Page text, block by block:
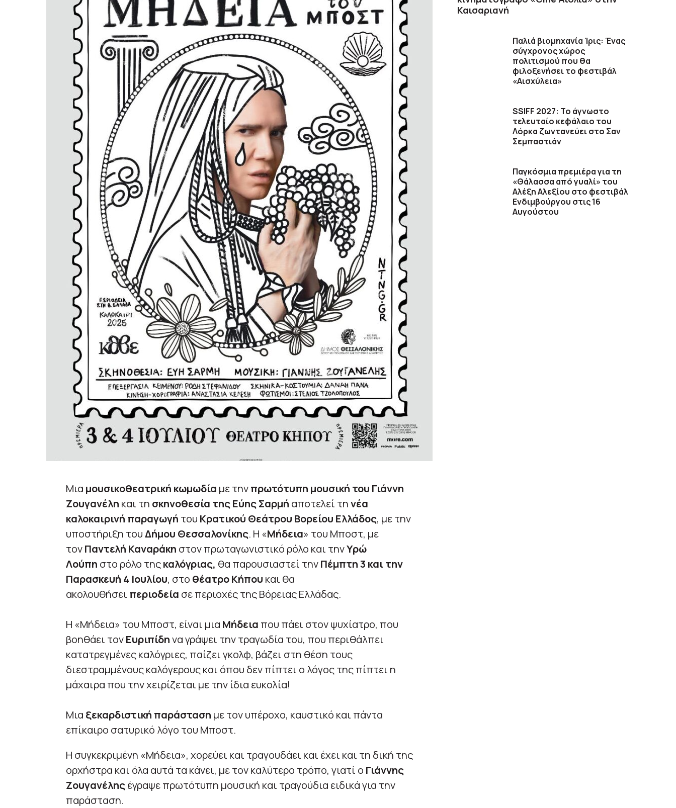
Μια μουσικοθεατρική κωμωδία με τηνπρωτότυπη μουσική του Γιάννη
Ζουγανέλη και τη σκηνοθεσία της Εύης Σαρμή αποτελεί τηνέα
καλοκαιρινή παραγωγή του Κρατικού Θεάτρου Βορείου Ελλάδος, με την
υποστήριξη τουΔήμου Θεσσαλονίκης. Η «Μήδεια» του Μποστ, με
τονΠαντελή Καναράκη στον πρωταγωνιστικό ρόλο και τηνΥρώ
Λούπη στο ρόλο τηςκαλόγριας, θα παρουσιαστεί τηνΠέμπτη 3 και την
Παρασκευή 4 Ιουλίου, στο θέατρο Κήπου και θα
ακολουθήσει περιοδεία σε περιοχές της Βόρειας Ελλάδας.
Η «Μήδεια» του Μποστ, είναι μια Μήδεια που πάει στον ψυχίατρο, που
βοηθάει τονΕυριπίδηνα γράψει την τραγωδία του, που περιθάλπει
κατατρεγμένες καλόγριες, παίζει γκολφ, βάζει στη θέση τους
διεστραμμένους καλόγερους και όπου δεν πίπτει ο λόγος της πίπτει η
μάχαιρα που την χειρίζεται με την ίδια ευκολία!
Μια ξεκαρδιστική παράσταση με τον υπέροχο, καυστικό και πάντα
επίκαιρο σατυρικό λόγο του Μποστ.
Η συγκεκριμένη «Μήδεια», χορεύει και τραγουδάει και έχει και τη δική της
ορχήστρα και όλα αυτά τα κάνει, με τον καλύτερο τρόπο, γιατί ο Γιάννης
Ζουγανέληςέγραψε πρωτότυπη μουσική και τραγούδια ειδικά για την
παράσταση.
Καισαριανή
Παλιά βιομηχανία Ίρις: Ένας
σύγχρονος χώρος
πολιτισμού που θα
φιλοξενήσει το φεστιβάλ
«Αισχύλεια»
SSIFF 2027: Το άγνωστο
τελευταίο κεφάλαιο του
Λόρκα ζωντανεύει στο Σαν
Σεμπαστιάν
Παγκόσμια πρεμιέρα για τη
«Θάλασσα από γυαλί» του
Αλέξη Αλεξίου στο φεστιβάλ
Ενδιμβούργου στις 16
Αυγούστου